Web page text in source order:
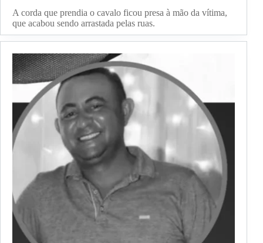
A corda que prendia o cavalo ficou presa à mão da vítima,
que acabou sendo arrastada pelas ruas.